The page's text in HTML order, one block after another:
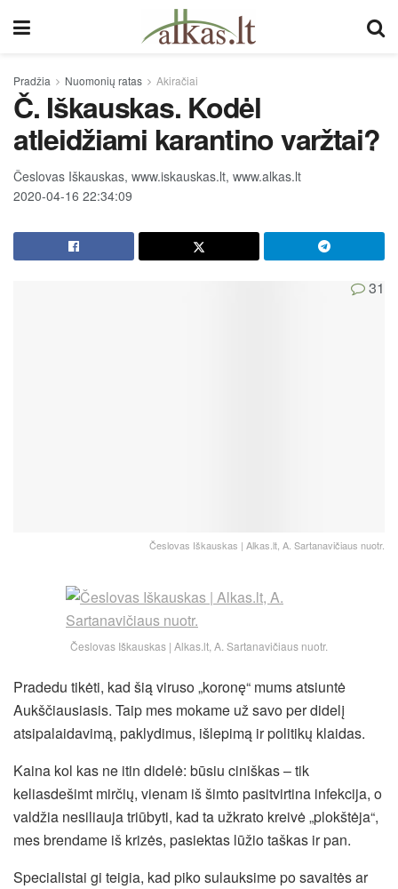
Pradžia Nuomonių ratas Akiračiai
Č. Iškauskas. Kodėl
atleidžiami karantino varžtai?
Česlovas Iškauskas, www.iskauskas.lt, www.alkas.lt
2020-04-16 22:34:09
31
Česlovas Iškauskas | Alkas.lt, A. Sartanavičiaus nuotr.
Česlovas Iškauskas | Alkas.lt, A. Sartanavičiaus nuotr.
Pradedu tikėti, kad šią viruso „koronę“ mums atsiuntė
Aukščiausiasis. Taip mes mokame už savo per didelį
atsipalaidavimą, paklydimus, išlepimą ir politikų klaidas.
Kaina kol kas ne itin didelė: būsiu ciniškas – tik
keliasdešimt mirčių, vienam iš šimto pasitvirtina infekcija, o
valdžia nesiliauja triūbyti, kad ta užkrato kreivė „plokštėja“,
mes brendame iš krizės, pasiektas lūžio taškas ir pan.
Specialistai gi teigia, kad piko sulauksime po savaitės ar